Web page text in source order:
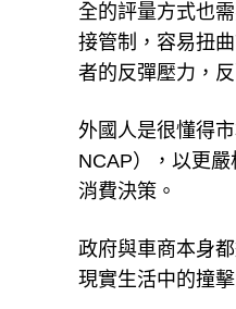
全的評量方式也
接管制，容易扭
者的反彈壓力，
外國人是很懂得
NCAP），以更
消費決策。
政府與車商本身
現實生活中的撞